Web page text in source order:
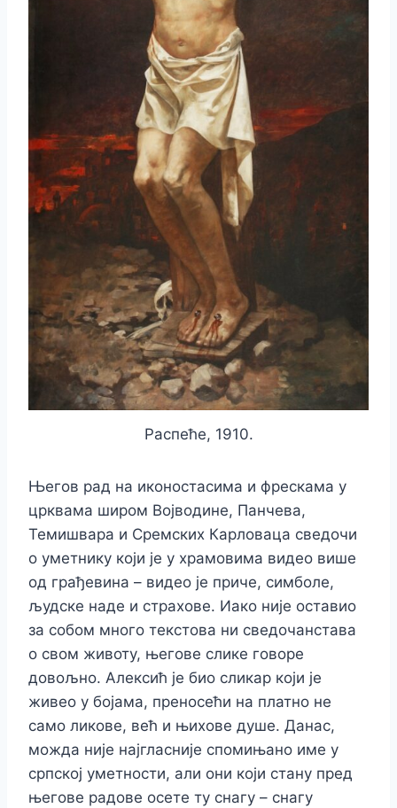
Распеће, 1910.
Његов рад на иконостасима и фрескама у
црквама широм Војводине, Панчева,
Темишвара и Сремских Карловаца сведочи
о уметнику који је у храмовима видео више
од грађевина – видео је приче, симболе,
људске наде и страхове. Иако није оставио
за собом много текстова ни сведочанстава
о свом животу, његове слике говоре
довољно. Алексић је био сликар који је
живео у бојама, преносећи на платно не
само ликове, већ и њихове душе. Данас,
можда није најгласније спомињано име у
српској уметности, али они који стану пред
његове радове осете ту снагу – снагу